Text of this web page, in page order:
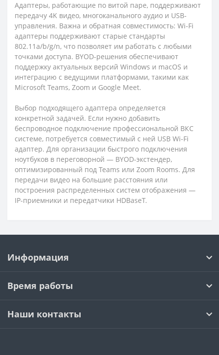
Адаптеры, работающие по витой паре, поддерживают
передачу 4K видео, многоканального аудио и USB-
управления. Важна и обратная совместимость: Wi-Fi
адаптеры поддерживают старые стандарты
802.11a/b/g/n, что позволяет им работать с любыми
точками доступа. BYOD-решения обеспечивают
поддержку актуальных версий Windows и macOS и
интеграцию с ведущими платформами, такими как
Microsoft Teams, Zoom и Google Meet.
Выбор подходящего адаптера определяется
конкретной задачей. Если нужно добавить
беспроводное подключение профессиональной ВКС
системе, потребуется совместимый с ней USB Wi-Fi
адаптер. Для организации быстрого подключения
ноутбуков в переговорной — BYOD-экстендер,
оптимизированный под Teams или Zoom Rooms. Для
передачи видео на большие расстояния или
построения распределенных систем отображения —
IP-приемники и передатчики HDBaseT.
Информация
Время работы
Наши контакты